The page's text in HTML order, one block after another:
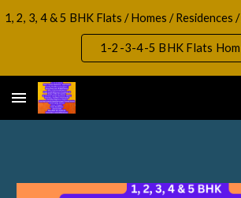
1-2-3-4-5 BHK Flats